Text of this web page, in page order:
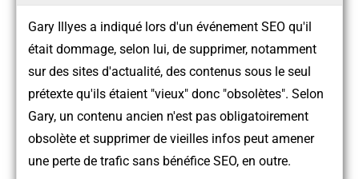
Gary Illyes a indiqué lors d'un événement SEO qu'il
était dommage, selon lui, de supprimer, notamment
sur des sites d'actualité, des contenus sous le seul
prétexte qu'ils étaient "vieux" donc "obsolètes". Selon
Gary, un contenu ancien n'est pas obligatoirement
obsolète et supprimer de vieilles infos peut amener
une perte de trafic sans bénéfice SEO, en outre.